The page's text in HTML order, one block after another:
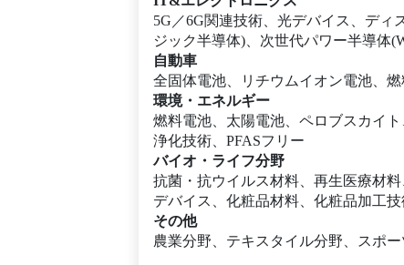
5G／6G関連技術、光デバイス、ディ
ジック半導体)、次世代パワー半導体
自動車
全固体電池、リチウムイオン電池、
環境・エネルギー
燃料電池、太陽電池、ペロブスカイ
浄化技術、PFASフリー
バイオ・ライフ分野
抗菌・抗ウイルス材料、再生医療材
デバイス、化粧品材料、化粧品加工技
その他
農業分野、テキスタイル分野、スポ